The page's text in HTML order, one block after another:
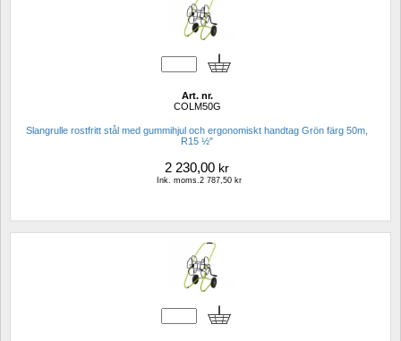
Art. nr.
COLM50G
Slangrulle rostfritt stål med gummihjul och ergonomiskt handtag Grön färg 50m,
R15 ½"
2 230,00 kr
Ink. moms.2 787,50 kr